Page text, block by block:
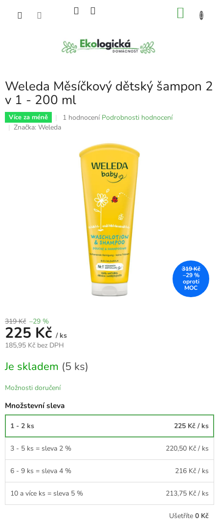
Weleda Měsíčkový dětský šampon 2
v 1 - 200 ml
Více za méně
Průměrné
hvězdiček.
1 hodnocení Podrobnosti hodnocení
Značka: Weleda
319 Kč
–29 %
319 Kč –29 %
225 Kč / ks
185,95 Kč bez DPH
cena:
Je skladem (5 ks)
Možnosti doručení
Množstevní sleva
1 - 2 ks 225 Kč / ks
3 - 5 ks = sleva 2 % 220,50 Kč / ks
6 - 9 ks = sleva 4 % 216 Kč / ks
10 a více ks = sleva 5 % 213,75 Kč / ks
Ušetříte 0 Kč